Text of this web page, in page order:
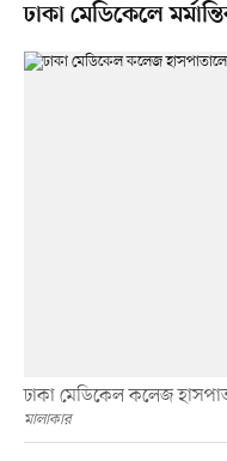
ঢাকা মেডিকেলে
ঢাকা মেডিকেল কলেজ
মালাকার